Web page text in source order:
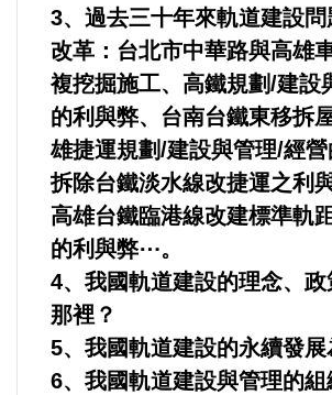
中美台
正能量
餐飲美食
蔬/素食
法制/司法/監督
防災/救災
考試/監察
3、過去三十年來軌道建設
改革：台北市中華路與高雄
複挖掘施工、高鐵規劃/建設
的利與弊、台南台鐵東移拆
雄捷運規劃/建設與管理/經營
拆除台鐵淡水線改捷運之利
高雄台鐵臨港線改建標準軌
的利與弊⋯。
4、我國軌道建設的理念、
那裡？
5、我國軌道建設的永續發展
6、我國軌道建設與管理的組